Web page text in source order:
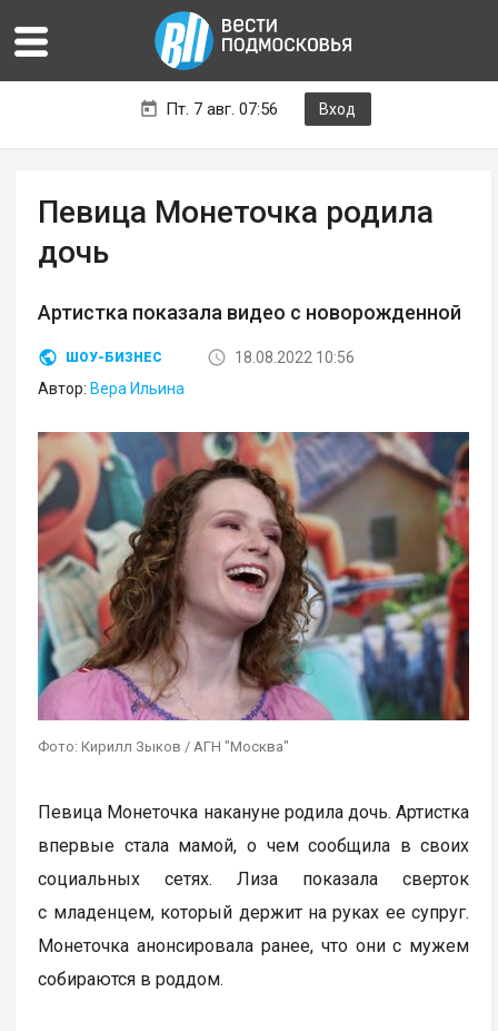
Пт. 7 авг. 07:56 Вход
Певица Монеточка родила
дочь
Артистка показала видео с новорожденной
ШОУ-БИЗНЕС
18.08.2022 10:56
Автор: Вера Ильина
Фото: Кирилл Зыков / АГН "Москва"
Певица Монеточка накануне родила дочь. Артистка
впервые стала мамой, о чем сообщила в своих
социальных сетях. Лиза показала сверток
с младенцем, который держит на руках ее супруг.
Монеточка анонсировала ранее, что они с мужем
собираются в роддом.